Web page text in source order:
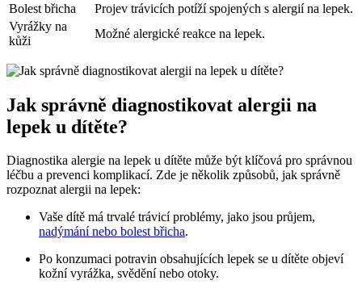
Bolest břicha
Projev trávicích potíží spojených s alergií na lepek.
Vyrážky na
kůži
Možné alergické reakce na lepek.
Jak správně diagnostikovat alergii na
lepek u dítěte?
Diagnostika alergie na lepek u dítěte může být klíčová pro správnou
léčbu a prevenci komplikací. Zde je několik způsobů, jak správně
rozpoznat alergii na lepek:
Vaše dítě má trvalé trávicí problémy, jako jsou průjem,
nadýmání nebo bolest břicha.
Po konzumaci potravin obsahujících lepek se u dítěte objeví
kožní vyrážka, svědění nebo otoky.